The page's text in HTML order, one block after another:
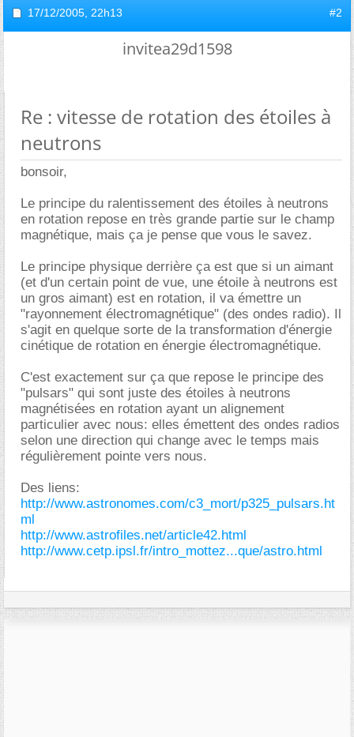
17/12/2005, 22h13 #2
invitea29d1598
Re : vitesse de rotation des étoiles à
neutrons
bonsoir,
Le principe du ralentissement des étoiles à neutrons
en rotation repose en très grande partie sur le champ
magnétique, mais ça je pense que vous le savez.
Le principe physique derrière ça est que si un aimant
(et d'un certain point de vue, une étoile à neutrons est
un gros aimant) est en rotation, il va émettre un
"rayonnement électromagnétique" (des ondes radio). Il
s'agit en quelque sorte de la transformation d'énergie
cinétique de rotation en énergie électromagnétique.
C'est exactement sur ça que repose le principe des
"pulsars" qui sont juste des étoiles à neutrons
magnétisées en rotation ayant un alignement
particulier avec nous: elles émettent des ondes radios
selon une direction qui change avec le temps mais
régulièrement pointe vers nous.
Des liens:
http://www.astronomes.com/c3_mort/p325_pulsars.ht
ml
http://www.astrofiles.net/article42.html
http://www.cetp.ipsl.fr/intro_mottez...que/astro.html